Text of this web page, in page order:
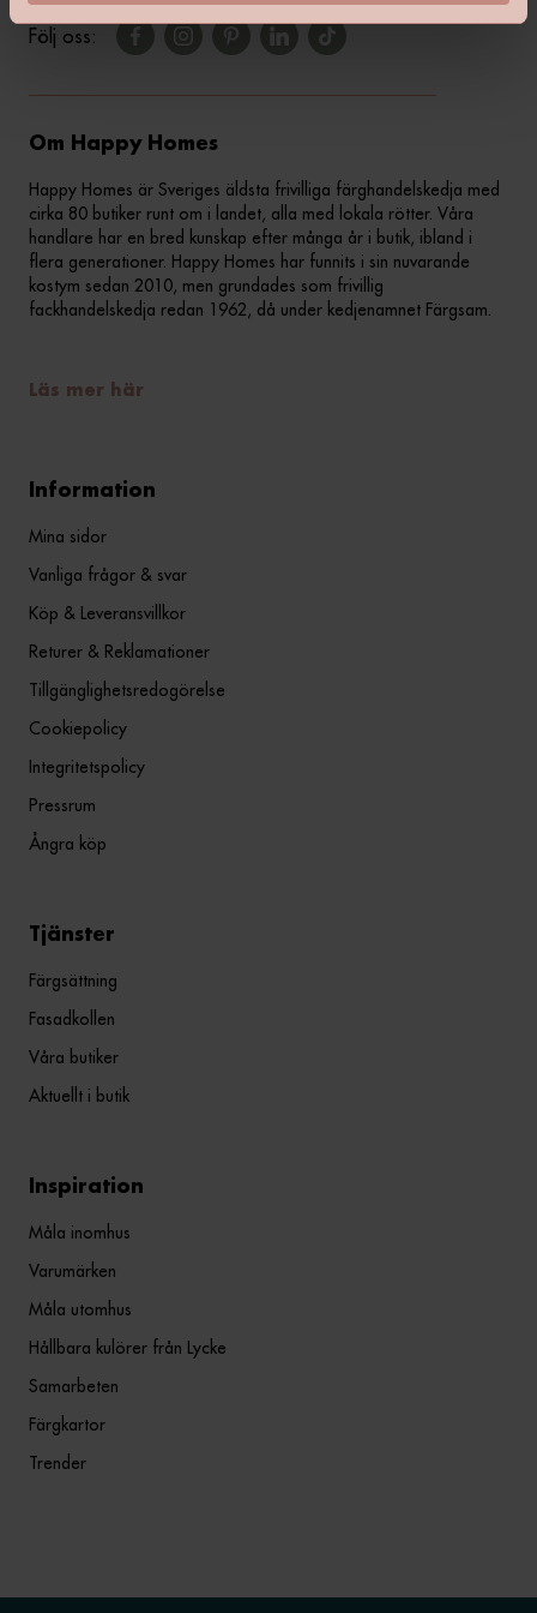
Följ oss:
Om Happy Homes
Happy Homes är Sveriges äldsta frivilliga färghandelskedja med
cirka 80 butiker runt om i landet, alla med lokala rötter. Våra
handlare har en bred kunskap efter många år i butik, ibland i
flera generationer. Happy Homes har funnits i sin nuvarande
kostym sedan 2010, men grundades som frivillig
fackhandelskedja redan 1962, då under kedjenamnet Färgsam.
Läs mer här
Information
Mina sidor
Vanliga frågor & svar
Köp & Leveransvillkor
Returer & Reklamationer
Tillgänglighetsredogörelse
Cookiepolicy
Integritetspolicy
Pressrum
Ångra köp
Tjänster
Färgsättning
Fasadkollen
Våra butiker
Aktuellt i butik
Inspiration
Måla inomhus
Varumärken
Måla utomhus
Hållbara kulörer från Lycke
Samarbeten
Färgkartor
Trender